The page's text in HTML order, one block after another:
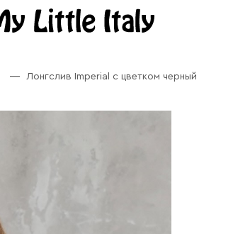
Лонгслив Imperial с цветком черный